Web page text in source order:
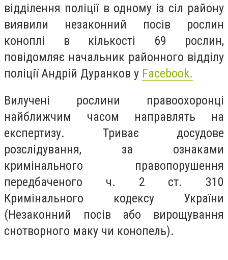
відділення поліції в одному із сіл району
виявили незаконний посів рослин
коноплі в кількості 69 рослин,
повідомляє начальник районного відділу
поліції Андрій Дуранков у Facebook.
Вилучені рослини правоохоронці
найближчим часом направлять на
експертизу. Триває досудове
розслідування, за ознаками
кримінального правопорушення
передбаченого ч. 2 ст. 310
Кримінального кодексу України
(Незаконний посів або вирощування
снотворного маку чи конопель).